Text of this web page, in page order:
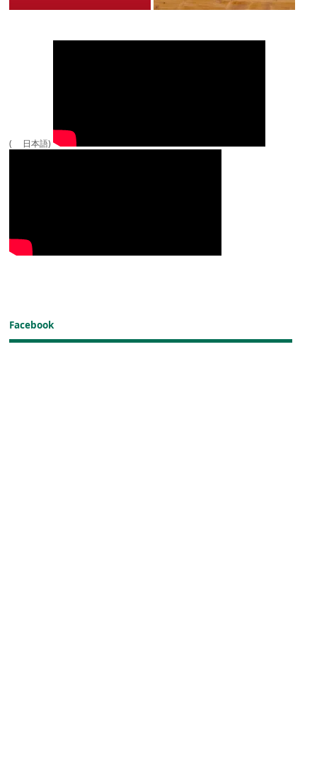
( 日本語)
Facebook